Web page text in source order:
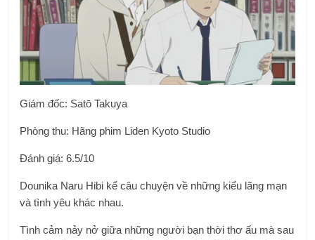
Giám đốc: Satō Takuya
Phòng thu: Hãng phim Liden Kyoto Studio
Đánh giá: 6.5/10
Dounika Naru Hibi kể câu chuyện về những kiểu lãng mạn
và tình yêu khác nhau.
Tình cảm nảy nở giữa những người bạn thời thơ ấu mà sau